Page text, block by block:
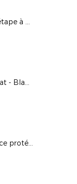
LAFA City Tour : 1ère étape à Haguenau
Challenge du Bénévolat - Blanc du Nil : l'AS Andolsheim honorée !
Le principe de la relance protégée en vidéo